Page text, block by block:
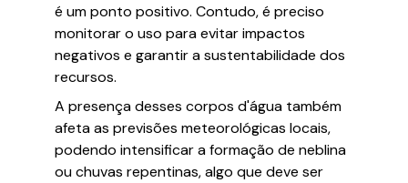
é um ponto positivo. Contudo, é preciso
monitorar o uso para evitar impactos
negativos e garantir a sustentabilidade dos
recursos.
A presença desses corpos d'água também
afeta as previsões meteorológicas locais,
podendo intensificar a formação de neblina
ou chuvas repentinas, algo que deve ser